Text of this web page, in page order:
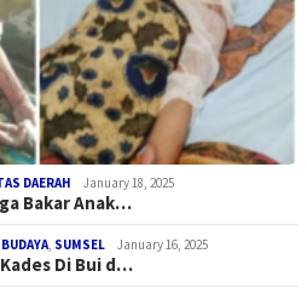
DAERAH January 18, 2025
Bakar Anak…
, SUMSEL January 16, 2025
Di Bui d…